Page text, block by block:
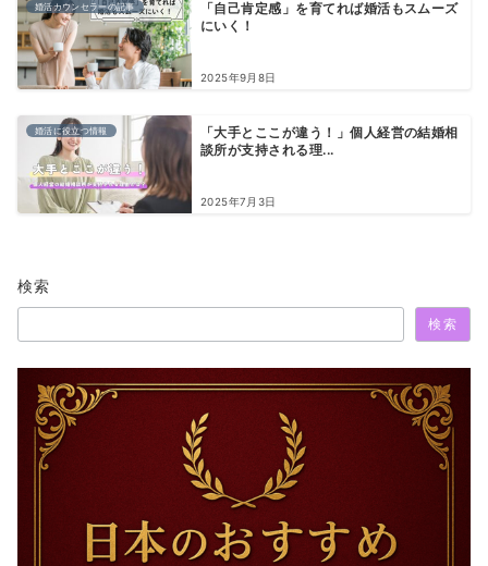
婚活カウンセラーの記事
「自己肯定感」を育てれば婚活もスムーズ
にいく！
2025年9月8日
婚活に役立つ情報
「大手とここが違う！」個人経営の結婚相
談所が支持される理...
2025年7月3日
検索
検索